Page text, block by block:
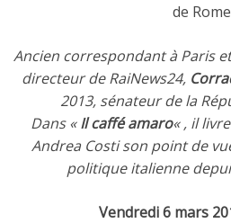
de Rome
Ancien correspondant à Paris
directeur de RaiNews24,
2013, sénateur de la
Dans «Il caffé amaro« , il
Andrea Costi son point de
politique italienne
Vendredi 6 mars